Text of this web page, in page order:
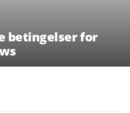
betingelser for